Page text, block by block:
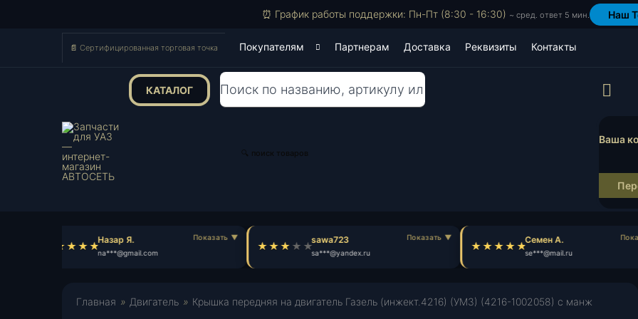
⏰ График работы поддержки: Пн-Пт (8:30 - 16:30) ~ сред. ответ 5 мин. Наш
📄 Сертифицированная торговая точка Покупателям Партнерам Доставка Реквизиты Контакты
КАТАЛОГ Поиск
🔍 поиск товаров
Ваша
Назар Я.
na***@gmail.com
sawa723
sa***@yandex.ru
Семен А.
se***@mail.ru
Главная » Двигатель » Крышка передняя на двигатель Газель (инжект.4216) (УМЗ) (4216-1002058) с манж